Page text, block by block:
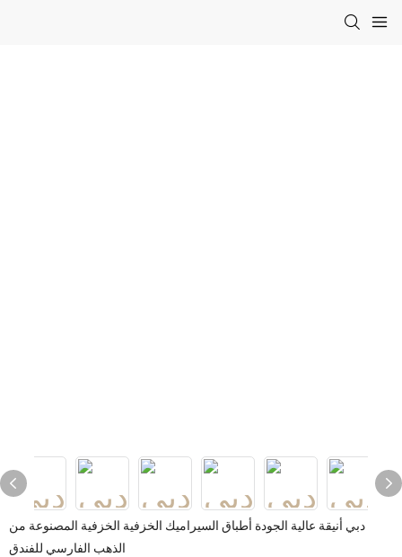
دبي أنيقة عالية الجودة أطباق السيراميك الخزفية الخزفية المصنوعة من
الذهب الفارسي للفندق